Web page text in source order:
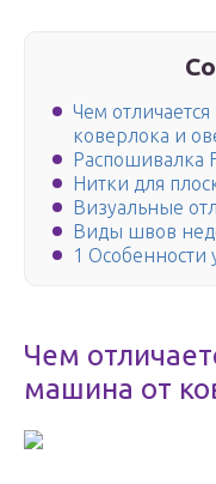
Чем
коверлока и
Распошивалка
Нитки для
Визуальные
Виды швов
1 Особенности
Чем
машина от